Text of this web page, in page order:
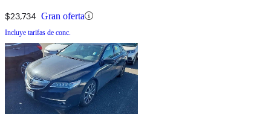
$23,734 Gran oferta
Incluye tarifas de conc.